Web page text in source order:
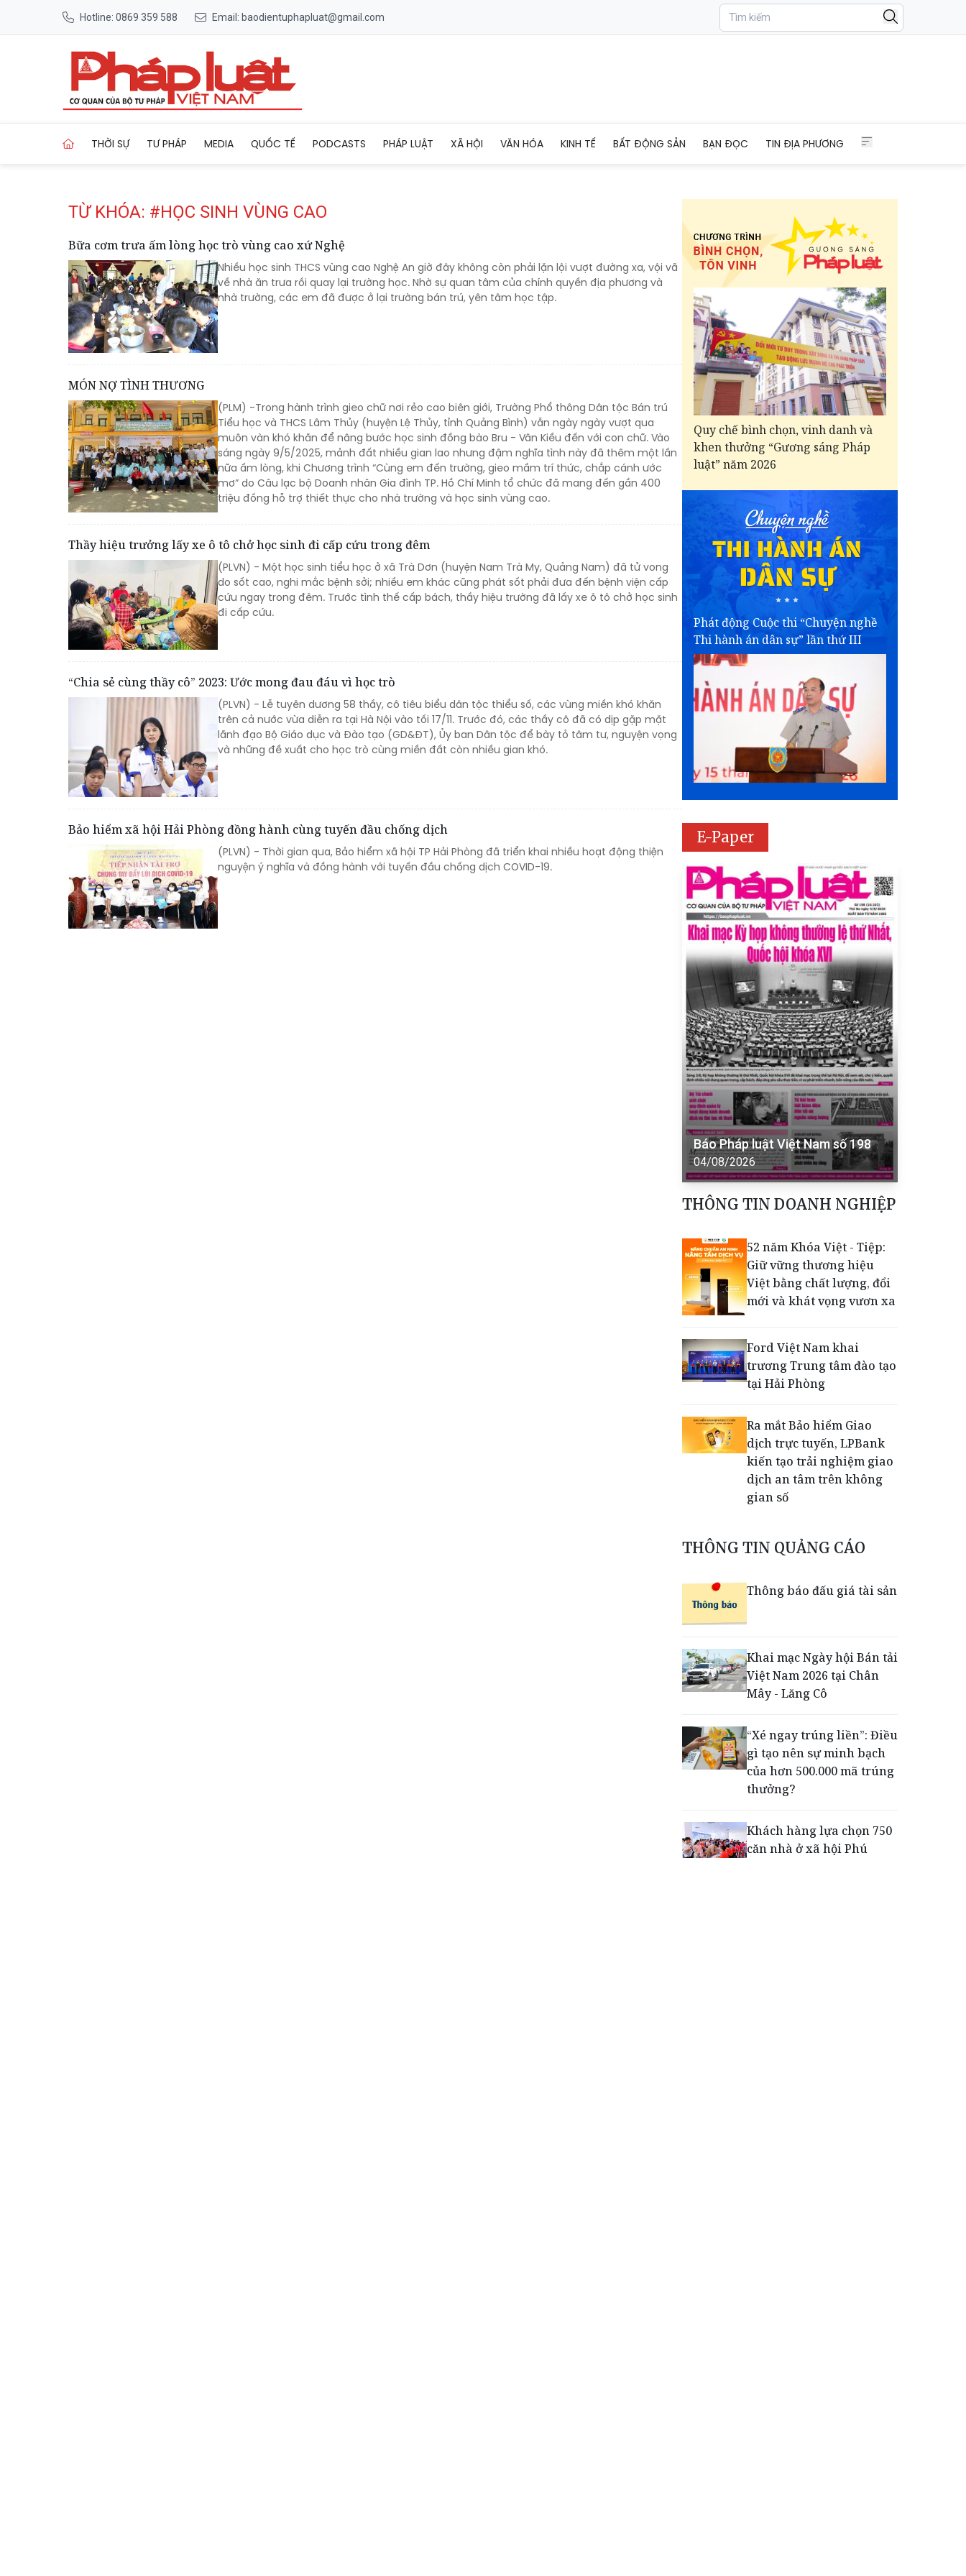
Hotline: 0869 359 588 Email: baodientuphapluat@gmail.com
THỜI SỰ TƯ PHÁP MEDIA QUỐC TẾ PODCASTS PHÁP LUẬT XÃ HỘI VĂN HÓA KINH TẾ BẤT ĐỘNG SẢN BẠN ĐỌC TIN ĐỊA PHƯƠNG
TỪ KHÓA: #HỌC SINH VÙNG CAO
Bữa cơm trưa ấm lòng học trò vùng cao xứ Nghệ
Nhiều học sinh THCS vùng cao Nghệ An giờ đây không còn phải lặn lội vượt đường xa, vội vã
về nhà ăn trưa rồi quay lại trường học. Nhờ sự quan tâm của chính quyền địa phương và
nhà trường, các em đã được ở lại trường bán trú, yên tâm học tập.
MÓN NỢ TÌNH THƯƠNG
(PLM) -Trong hành trình gieo chữ nơi rẻo cao biên giới, Trường Phổ thông Dân tộc Bán trú
Tiểu học và THCS Lâm Thủy (huyện Lệ Thủy, tỉnh Quảng Bình) vẫn ngày ngày vượt qua
muôn vàn khó khăn để nâng bước học sinh đồng bào Bru - Vân Kiều đến với con chữ. Vào
sáng ngày 9/5/2025, mảnh đất nhiều gian lao nhưng đậm nghĩa tình này đã thêm một lần
nữa ấm lòng, khi Chương trình “Cùng em đến trường, gieo mầm trí thức, chắp cánh ước
mơ” do Câu lạc bộ Doanh nhân Gia đình TP. Hồ Chí Minh tổ chức đã mang đến gần 400
triệu đồng hỗ trợ thiết thực cho nhà trường và học sinh vùng cao.
Thầy hiệu trưởng lấy xe ô tô chở học sinh đi cấp cứu trong đêm
(PLVN) - Một học sinh tiểu học ở xã Trà Dơn (huyện Nam Trà My, Quảng Nam) đã tử vong
do sốt cao, nghi mắc bệnh sởi; nhiều em khác cũng phát sốt phải đưa đến bệnh viện cấp
cứu ngay trong đêm. Trước tình thế cấp bách, thầy hiệu trường đã lấy xe ô tô chở học sinh
đi cấp cứu.
“Chia sẻ cùng thầy cô” 2023: Ước mong đau đáu vì học trò
(PLVN) - Lễ tuyên dương 58 thầy, cô tiêu biểu dân tộc thiểu số, các vùng miền khó khăn
trên cả nước vừa diễn ra tại Hà Nội vào tối 17/11. Trước đó, các thầy cô đã có dịp gặp mặt
lãnh đạo Bộ Giáo dục và Đào tạo (GD&ĐT), Ủy ban Dân tộc để bày tỏ tâm tư, nguyện vọng
và những đề xuất cho học trò cùng miền đất còn nhiều gian khó.
Bảo hiểm xã hội Hải Phòng đồng hành cùng tuyến đầu chống dịch
(PLVN) - Thời gian qua, Bảo hiểm xã hội TP Hải Phòng đã triển khai nhiều hoạt động thiện
nguyện ý nghĩa và đồng hành với tuyến đầu chống dịch COVID-19.
Quy chế bình chọn, vinh danh và
khen thưởng “Gương sáng Pháp
luật” năm 2026
Phát động Cuộc thi “Chuyện nghề
Thi hành án dân sự” lần thứ III
E-Paper
Báo Pháp luật Việt Nam số 198
04/08/2026
THÔNG TIN DOANH NGHIỆP
52 năm Khóa Việt - Tiệp:
Giữ vững thương hiệu
Việt bằng chất lượng, đổi
mới và khát vọng vươn xa
Ford Việt Nam khai
trương Trung tâm đào tạo
tại Hải Phòng
Ra mắt Bảo hiểm Giao
dịch trực tuyến, LPBank
kiến tạo trải nghiệm giao
dịch an tâm trên không
gian số
Dấu mốc khẳng định năng
lực vận hành và thích ứng
toán thưởng vượt kế
hoạch
lập nghiệp của người trẻ
toàn cầu
THÔNG TIN QUẢNG CÁO
Thông báo đấu giá tài sản
Khai mạc Ngày hội Bán tải
Việt Nam 2026 tại Chân
Mây - Lăng Cô
“Xé ngay trúng liền”: Điều
gì tạo nên sự minh bạch
của hơn 500.000 mã trúng
thưởng?
Khách hàng lựa chọn 750
căn nhà ở xã hội Phú